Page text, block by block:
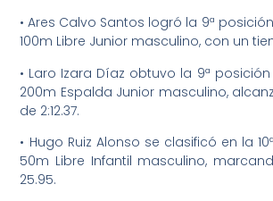
• Ares Calvo Santos logró la 9ª
100m Libre Junior masculino, con un
• Laro Izara Díaz obtuvo la 9ª
200m Espalda Junior masculino,
de 2:12.37.
• Hugo Ruiz Alonso se clasificó en la
50m Libre Infantil masculino,
25.95.